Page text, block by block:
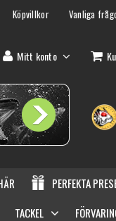
Köpvillkor Vanliga
Mitt konto
PERFEKTA
TACKEL